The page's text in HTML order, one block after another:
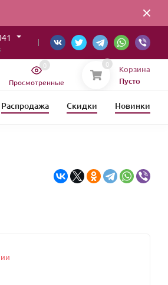
Просмотренные
0 0 Корзина
Пусто
Распродажа Скидки Новинки